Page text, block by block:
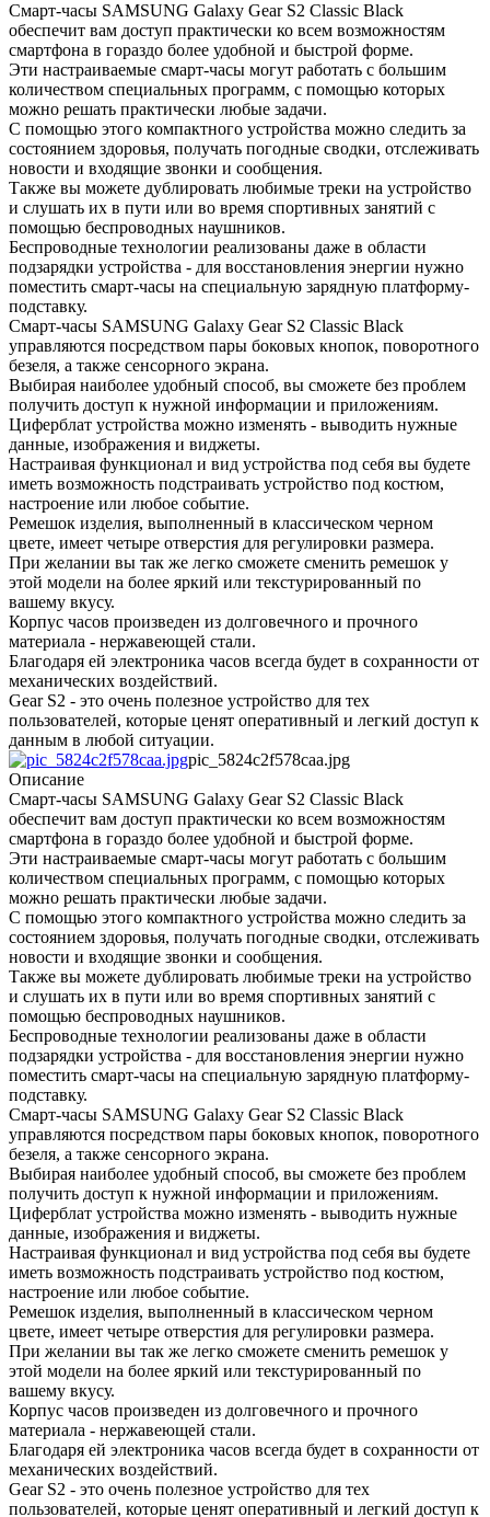
Смарт-часы SAMSUNG Galaxy Gear S2 Classic Black
обеспечит вам доступ практически ко всем возможностям
смартфона в гораздо более удобной и быстрой форме.
Эти настраиваемые смарт-часы могут работать с большим
количеством специальных программ, с помощью которых
можно решать практически любые задачи.
С помощью этого компактного устройства можно следить за
состоянием здоровья, получать погодные сводки, отслеживать
новости и входящие звонки и сообщения.
Также вы можете дублировать любимые треки на устройство
и слушать их в пути или во время спортивных занятий с
помощью беспроводных наушников.
Беспроводные технологии реализованы даже в области
подзарядки устройства - для восстановления энергии нужно
поместить смарт-часы на специальную зарядную платформу-
подставку.
Смарт-часы SAMSUNG Galaxy Gear S2 Classic Black
управляются посредством пары боковых кнопок, поворотного
безеля, а также сенсорного экрана.
Выбирая наиболее удобный способ, вы сможете без проблем
получить доступ к нужной информации и приложениям.
Циферблат устройства можно изменять - выводить нужные
данные, изображения и виджеты.
Настраивая функционал и вид устройства под себя вы будете
иметь возможность подстраивать устройство под костюм,
настроение или любое событие.
Ремешок изделия, выполненный в классическом черном
цвете, имеет четыре отверстия для регулировки размера.
При желании вы так же легко сможете сменить ремешок у
этой модели на более яркий или текстурированный по
вашему вкусу.
Корпус часов произведен из долговечного и прочного
материала - нержавеющей стали.
Благодаря ей электроника часов всегда будет в сохранности от
механических воздействий.
Gear S2 - это очень полезное устройство для тех
пользователей, которые ценят оперативный и легкий доступ к
данным в любой ситуации.
pic_5824c2f578caa.jpg
Описание
Смарт-часы SAMSUNG Galaxy Gear S2 Classic Black
обеспечит вам доступ практически ко всем возможностям
смартфона в гораздо более удобной и быстрой форме.
Эти настраиваемые смарт-часы могут работать с большим
количеством специальных программ, с помощью которых
можно решать практически любые задачи.
С помощью этого компактного устройства можно следить за
состоянием здоровья, получать погодные сводки, отслеживать
новости и входящие звонки и сообщения.
Также вы можете дублировать любимые треки на устройство
и слушать их в пути или во время спортивных занятий с
помощью беспроводных наушников.
Беспроводные технологии реализованы даже в области
подзарядки устройства - для восстановления энергии нужно
поместить смарт-часы на специальную зарядную платформу-
подставку.
Смарт-часы SAMSUNG Galaxy Gear S2 Classic Black
управляются посредством пары боковых кнопок, поворотного
безеля, а также сенсорного экрана.
Выбирая наиболее удобный способ, вы сможете без проблем
получить доступ к нужной информации и приложениям.
Циферблат устройства можно изменять - выводить нужные
данные, изображения и виджеты.
Настраивая функционал и вид устройства под себя вы будете
иметь возможность подстраивать устройство под костюм,
настроение или любое событие.
Ремешок изделия, выполненный в классическом черном
цвете, имеет четыре отверстия для регулировки размера.
При желании вы так же легко сможете сменить ремешок у
этой модели на более яркий или текстурированный по
вашему вкусу.
Корпус часов произведен из долговечного и прочного
материала - нержавеющей стали.
Благодаря ей электроника часов всегда будет в сохранности от
механических воздействий.
Gear S2 - это очень полезное устройство для тех
пользователей, которые ценят оперативный и легкий доступ к